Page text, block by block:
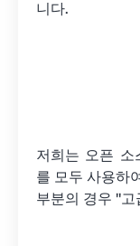
니다.
저희는 오픈 소
를 모두 사용하
부분의 경우 "